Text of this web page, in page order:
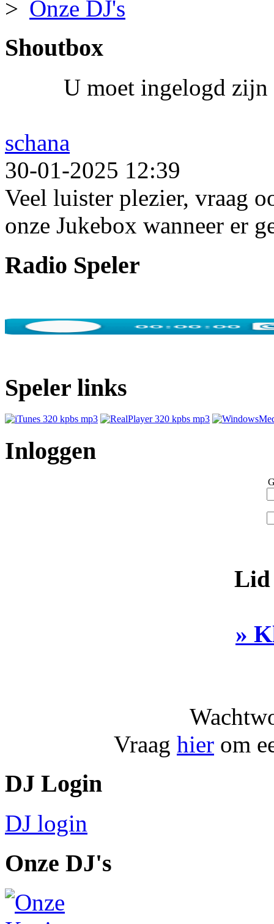
Onze DJ's
Shoutbox
U moet ingelogd zijn
schana
30-01-2025 12:39
Veel luister plezier, vraag
onze Jukebox wanneer er
Radio Speler
Speler links
Inloggen
Lid
»
Vraag hier om
DJ Login
DJ login
Onze DJ's